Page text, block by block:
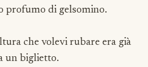
profumo di gelsomino.
che volevi rubare era già
un biglietto.